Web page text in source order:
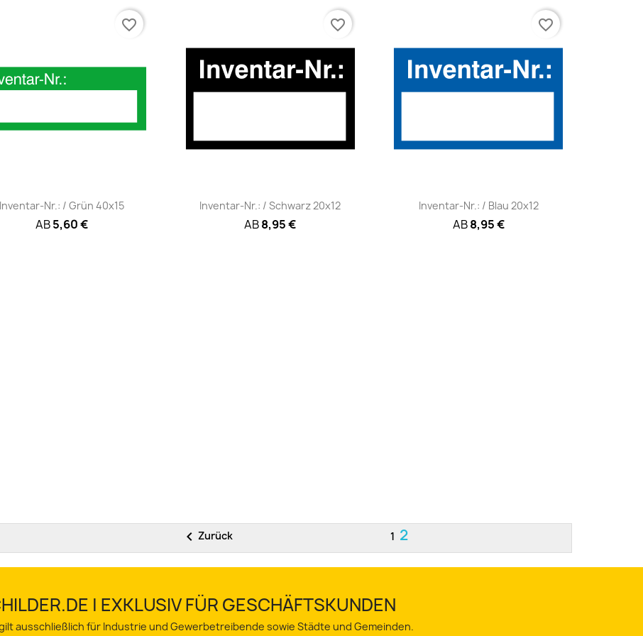
Schnellansicht
Inventar-Nr.: / Grün 40x15
AB5,60 €
favorite_border
Schnellansicht
Inventar-Nr.: / Schwarz 20x12
AB8,95 €
favorite_border
Schnellansicht
Inventar-Nr.: / Blau 20x12
AB8,95 €
favorite_border
 Zurück 1 2
| EXKLUSIV FÜR GESCHÄFTSKUNDEN
ausschließlich für Industrie und Gewerbetreibende sowie Städte und Gemeinden.